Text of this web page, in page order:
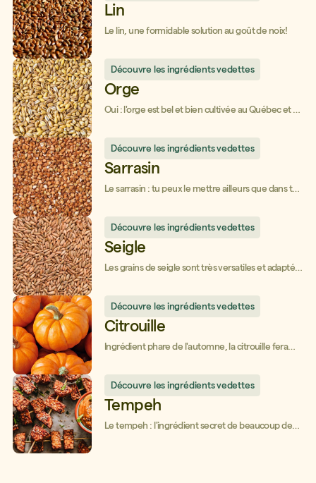
Lin
Le lin, une formidable solution au goût de noix!
Découvre les ingrédients vedettes
Orge
Oui : l'orge est bel et bien cultivée au Québec et a
Découvre les ingrédients vedettes
Sarrasin
Le sarrasin : tu peux le mettre ailleurs que dans tes
Découvre les ingrédients vedettes
Seigle
Les grains de seigle sont très versatiles et adaptés
Découvre les ingrédients vedettes
Citrouille
Ingrédient phare de l'automne, la citrouille fera
Découvre les ingrédients vedettes
Tempeh
Le tempeh : l'ingrédient secret de beaucoup de